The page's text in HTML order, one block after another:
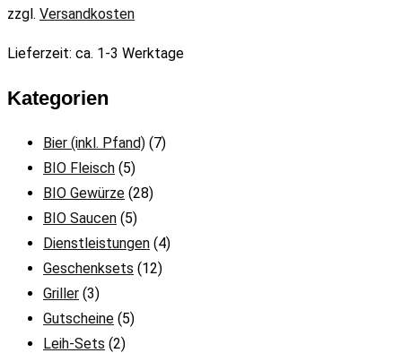
zzgl. Versandkosten
Lieferzeit: ca. 1-3 Werktage
Kategorien
Bier (inkl. Pfand) (7)
BIO Fleisch (5)
BIO Gewürze (28)
BIO Saucen (5)
Dienstleistungen (4)
Geschenksets (12)
Griller (3)
Gutscheine (5)
Leih-Sets (2)